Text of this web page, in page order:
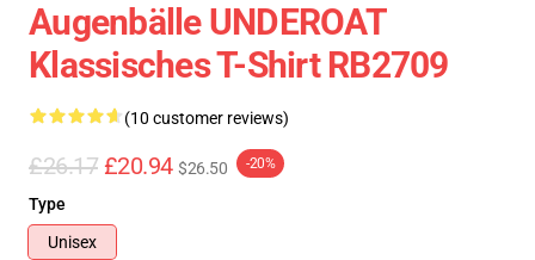
Augenbälle UNDEROAT
Klassisches T-Shirt RB2709
(10 customer reviews)
£26.17 £20.94 $26.50 -20%
Type
Unisex